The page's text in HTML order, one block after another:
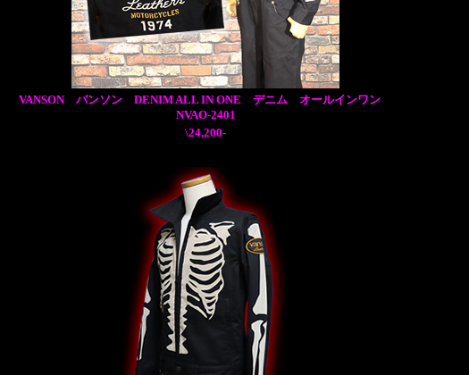
VANSON バンソン DENIM ALL IN ONE デニム オールインワン
NVAO-2401
\24,200-